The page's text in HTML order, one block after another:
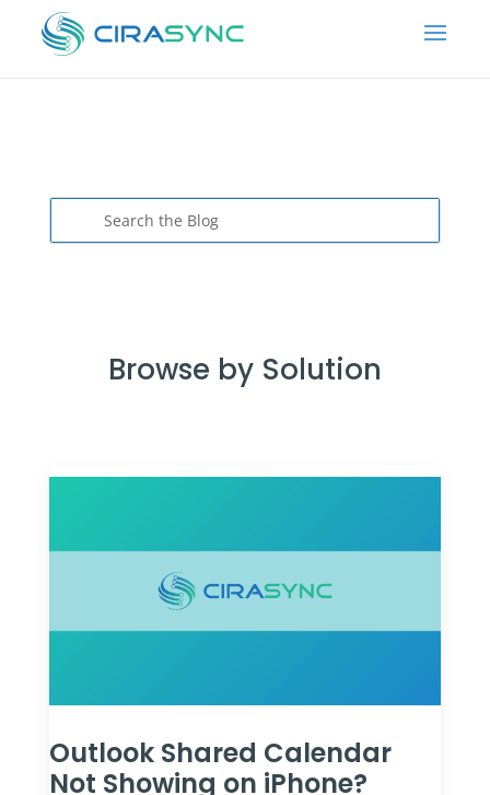
Browse by Solution
Outlook Shared Calendar
Not Showing on iPhone?